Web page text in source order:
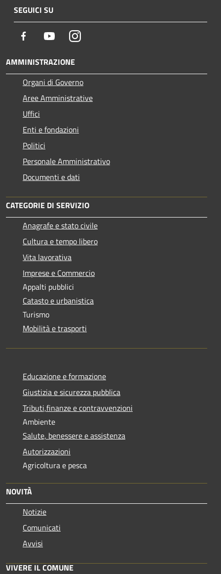
SEGUICI SU
Facebook YoutubeInstagram
AMMINISTRAZIONE
Organi di Governo
Aree Amministrative
Uffici
Enti e fondazioni
Politici
Personale Amministrativo
Documenti e dati
CATEGORIE DI SERVIZIO
Anagrafe e stato civile
Cultura e tempo libero
Vita lavorativa
Imprese e Commercio
Appalti pubblici
Catasto e urbanistica
Turismo
Mobilità e trasporti
Educazione e formazione
Giustizia e sicurezza pubblica
Tributi,finanze e contravvenzioni
Ambiente
Salute, benessere e assistenza
Autorizzazioni
Agricoltura e pesca
NOVITÀ
Notizie
Comunicati
Avvisi
VIVERE IL COMUNE